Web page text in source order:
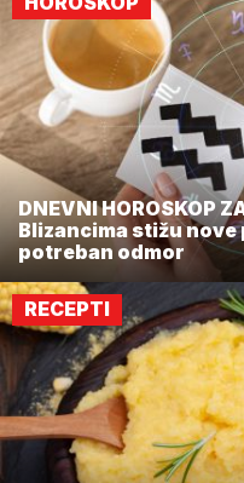
DNEVNI HOROSKOP
Blizancima stižu
potreban odmor
RECEPTI